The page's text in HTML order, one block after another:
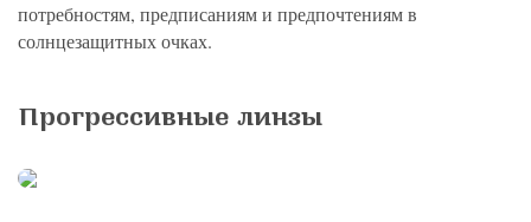
потребностям, предписаниям и предпочтениям в
солнцезащитных очках.
Прогрессивные линзы